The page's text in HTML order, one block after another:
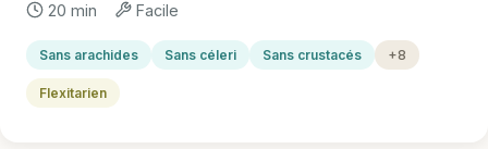
20 min Facile
Sans arachides Sans céleri Sans crustacés +8
Flexitarien